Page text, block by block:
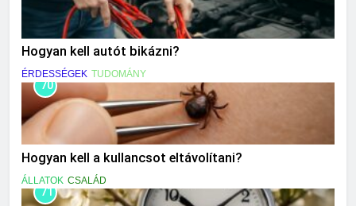
Hogyan kell autót bikázni?
ÉRDESSÉGEK TUDOMÁNY
70
Hogyan kell a kullancsot eltávolítani?
ÁLLATOK CSALÁD
71